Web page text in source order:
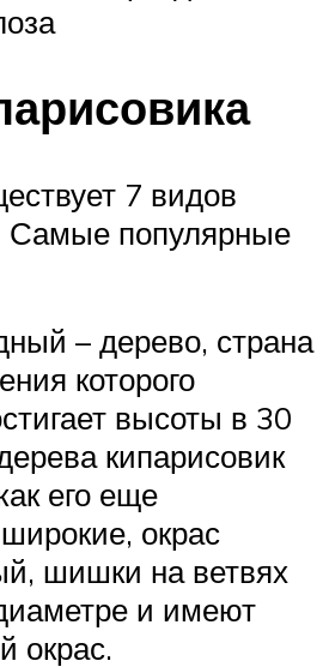
7 видов
Самые популярные
– дерево, страна
которого
высоты в 30
кипарисовик
его еще
окрас
шишки на ветвях
и имеют
окрас.